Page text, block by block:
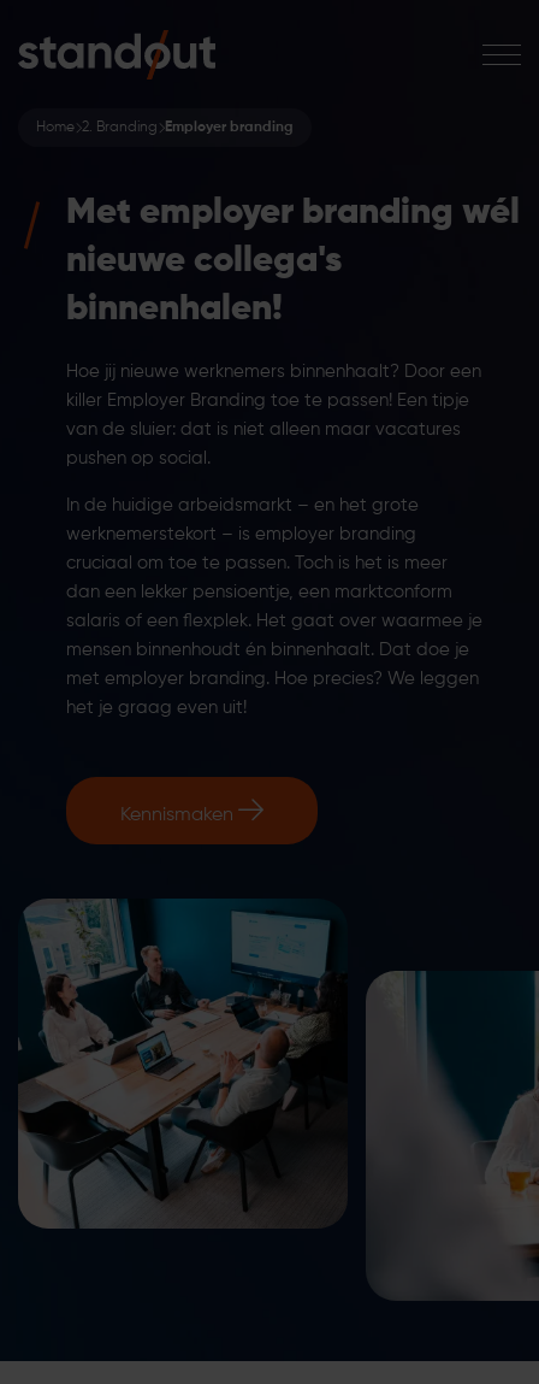
Home 2. Branding Employer branding
Met employer branding wél
nieuwe collega's
binnenhalen!
Hoe jij nieuwe werknemers binnenhaalt? Door een
killer Employer Branding toe te passen! Een tipje
van de sluier: dat is niet alleen maar vacatures
pushen op social.
In de huidige arbeidsmarkt – en het grote
werknemerstekort – is employer branding
cruciaal om toe te passen. Toch is het is meer
dan een lekker pensioentje, een marktconform
salaris of een flexplek. Het gaat over waarmee je
mensen binnenhoudt én binnenhaalt. Dat doe je
met employer branding. Hoe precies? We leggen
het je graag even uit!
Kennismaken